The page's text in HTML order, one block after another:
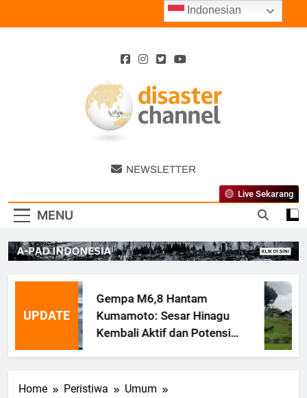
Disaster
Channel
NEWSLETTER
MENU
Live Sekarang
UPDATE
Gempa M6,8 Hantam
Kumamoto: Sesar Hinagu
Kembali Aktif dan Potensi
Gempa Susulan
Home Peristiwa
Umum
Indonesian